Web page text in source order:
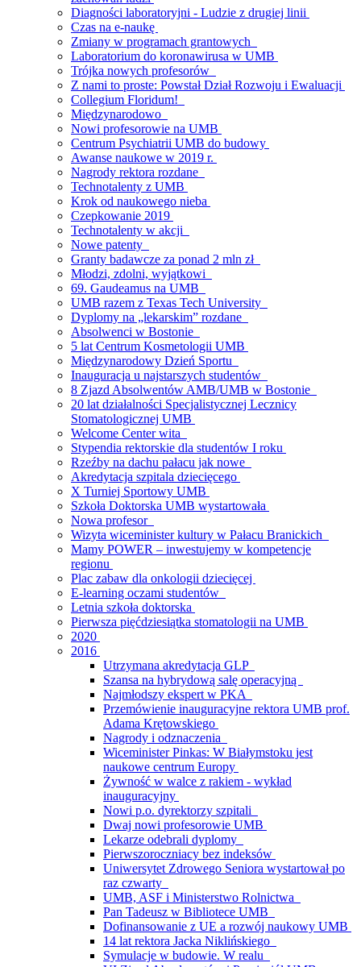
Diagności laboratoryjni - Ludzie z drugiej linii
Czas na e-naukę
Zmiany w programach grantowych
Laboratorium do koronawirusa w UMB
Trójka nowych profesorów
Z nami to proste: Powstał Dział Rozwoju i Ewaluacji
Collegium Floridum!
Międzynarodowo
Nowi profesorowie na UMB
Centrum Psychiatrii UMB do budowy
Awanse naukowe w 2019 r.
Nagrody rektora rozdane
Technotalenty z UMB
Krok od naukowego nieba
Czepkowanie 2019
Technotalenty w akcji
Nowe patenty
Granty badawcze za ponad 2 mln zł
Młodzi, zdolni, wyjątkowi
69. Gaudeamus na UMB
UMB razem z Texas Tech University
Dyplomy na „lekarskim” rozdane
Absolwenci w Bostonie
5 lat Centrum Kosmetologii UMB
Międzynarodowy Dzień Sportu
Inauguracja u najstarszych studentów
8 Zjazd Absolwentów AMB/UMB w Bostonie
20 lat działalności Specjalistycznej Lecznicy
Stomatologicznej UMB
Welcome Center wita
Stypendia rektorskie dla studentów I roku
Rzeźby na dachu pałacu jak nowe
Akredytacja szpitala dziecięcego
X Turniej Sportowy UMB
Szkoła Doktorska UMB wystartowała
Nowa profesor
Wizyta wiceminister kultury w Pałacu Branickich
Mamy POWER – inwestujemy w kompetencje
regionu
Plac zabaw dla onkologii dziecięcej
E-learning oczami studentów
Letnia szkoła doktorska
Pierwsza pięćdziesiątka stomatologii na UMB
2020
2016
Utrzymana akredytacja GLP
Szansa na hybrydową salę operacyjną
Najmłodszy ekspert w PKA
Przemówienie inauguracyjne rektora UMB prof.
Adama Krętowskiego
Nagrody i odznaczenia
Wiceminister Pinkas: W Białymstoku jest
naukowe centrum Europy
Żywność w walce z rakiem - wykład
inauguracyjny
Nowi p.o. dyrektorzy szpitali
Dwaj nowi profesorowie UMB
Lekarze odebrali dyplomy
Pierwszoroczniacy bez indeksów
Uniwersytet Zdrowego Seniora wystartował po
raz czwarty
UMB, ASF i Ministerstwo Rolnictwa
Pan Tadeusz w Bibliotece UMB
Dofinansowanie z UE a rozwój naukowy UMB
14 lat rektora Jacka Niklińskiego
Symulacje w budowie. W realu